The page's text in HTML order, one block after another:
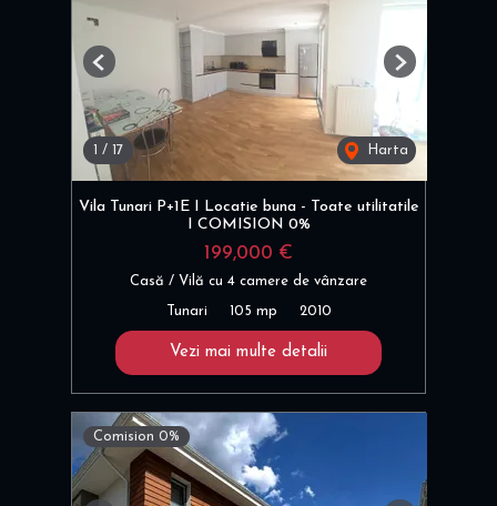
/ 17 Harta
Previous Next
Vila Tunari P+1E I Locatie buna - Toate utilitatile
I COMISION 0%
199,000 €
Casă / Vilă cu 4 camere de vânzare
Tunari 105 mp 2010
Vezi mai multe detalii
Comision 0%